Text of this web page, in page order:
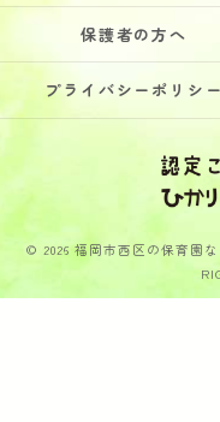
保護者の方へ
プライバシーポリシー
© 2026 福岡市西区の保育園